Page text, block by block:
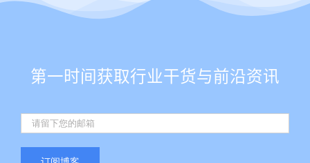
第一时间获取行业干货与前沿资讯